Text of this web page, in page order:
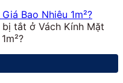
Bao Nhiêu 1m²?
bị tắt ở Vách Kính Mặt